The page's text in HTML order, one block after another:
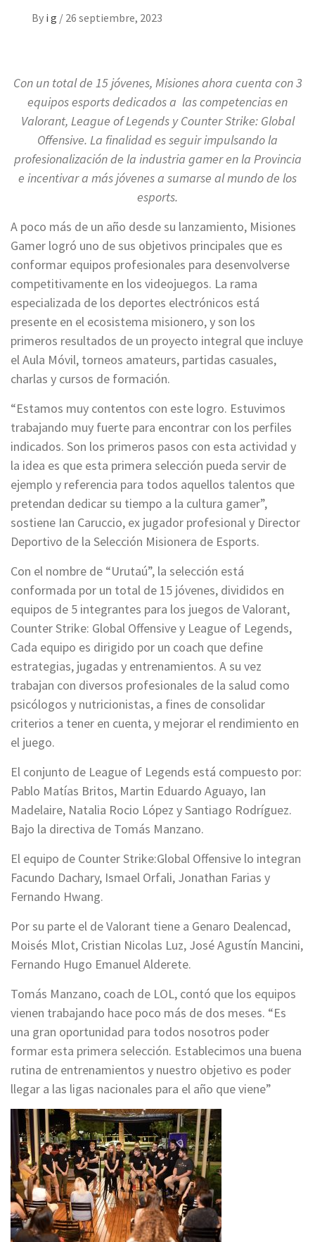
By i g / 26 septiembre, 2023
Con un total de 15 jóvenes, Misiones ahora cuenta con 3
equipos esports dedicados a las competencias en
Valorant, League of Legends y Counter Strike: Global
Offensive. La finalidad es seguir impulsando la
profesionalización de la industria gamer en la Provincia
e incentivar a más jóvenes a sumarse al mundo de los
esports.
A poco más de un año desde su lanzamiento, Misiones
Gamer logró uno de sus objetivos principales que es
conformar equipos profesionales para desenvolverse
competitivamente en los videojuegos. La rama
especializada de los deportes electrónicos está
presente en el ecosistema misionero, y son los
primeros resultados de un proyecto integral que incluye
el Aula Móvil, torneos amateurs, partidas casuales,
charlas y cursos de formación.
“Estamos muy contentos con este logro. Estuvimos
trabajando muy fuerte para encontrar con los perfiles
indicados. Son los primeros pasos con esta actividad y
la idea es que esta primera selección pueda servir de
ejemplo y referencia para todos aquellos talentos que
pretendan dedicar su tiempo a la cultura gamer”,
sostiene Ian Caruccio, ex jugador profesional y Director
Deportivo de la Selección Misionera de Esports.
Con el nombre de “Urutaú”, la selección está
conformada por un total de 15 jóvenes, divididos en
equipos de 5 integrantes para los juegos de Valorant,
Counter Strike: Global Offensive y League of Legends,
Cada equipo es dirigido por un coach que define
estrategias, jugadas y entrenamientos. A su vez
trabajan con diversos profesionales de la salud como
psicólogos y nutricionistas, a fines de consolidar
criterios a tener en cuenta, y mejorar el rendimiento en
el juego.
El conjunto de League of Legends está compuesto por:
Pablo Matías Britos, Martin Eduardo Aguayo, Ian
Madelaire, Natalia Rocio López y Santiago Rodríguez.
Bajo la directiva de Tomás Manzano.
El equipo de Counter Strike:Global Offensive lo integran
Facundo Dachary, Ismael Orfali, Jonathan Farias y
Fernando Hwang.
Por su parte el de Valorant tiene a Genaro Dealencad,
Moisés Mlot, Cristian Nicolas Luz, José Agustín Mancini,
Fernando Hugo Emanuel Alderete.
Tomás Manzano, coach de LOL, contó que los equipos
vienen trabajando hace poco más de dos meses. “Es
una gran oportunidad para todos nosotros poder
formar esta primera selección. Establecimos una buena
rutina de entrenamientos y nuestro objetivo es poder
llegar a las ligas nacionales para el año que viene”